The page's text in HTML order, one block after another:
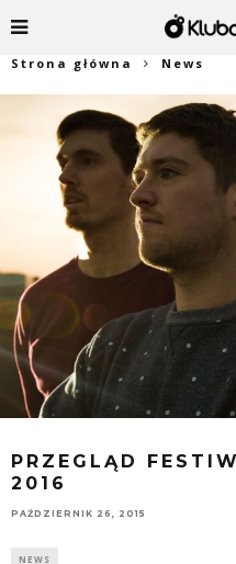
Strona główna News
PRZEGLĄD
2016
PAŹDZIERNIK 26, 2015
NEWS